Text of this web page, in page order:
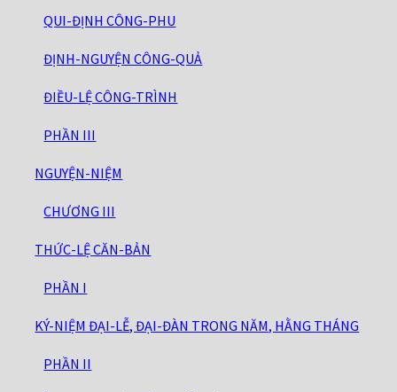
QUI-ĐỊNH CÔNG-PHU
ĐỊNH-NGUYỆN CÔNG-QUẢ
ĐIỀU-LỆ CÔNG-TRÌNH
PHẦN III
NGUYỆN-NIỆM
CHƯƠNG III
THỨC-LỆ CĂN-BẢN
PHẦN I
KÝ-NIỆM ĐẠI-LỄ, ĐẠI-ĐÀN TRONG NĂM, HẰNG THÁNG
PHẦN II